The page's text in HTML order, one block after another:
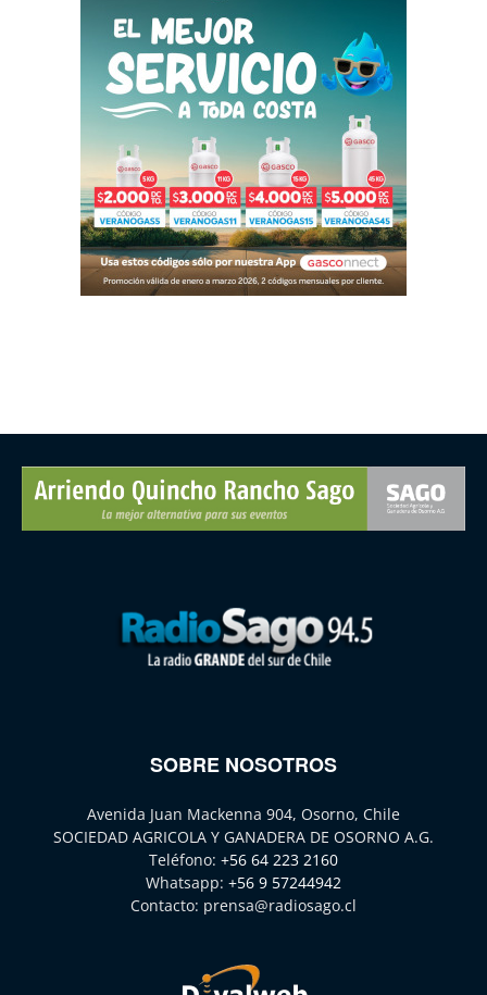
SOBRE NOSOTROS
Avenida Juan Mackenna 904, Osorno, Chile
SOCIEDAD AGRICOLA Y GANADERA DE OSORNO A.G.
Teléfono: +56 64 223 2160
Whatsapp: +56 9 57244942
Contacto: prensa@radiosago.cl